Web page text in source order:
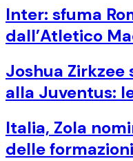
Inter: sfuma
dall’Atletico
Joshua
alla Juventus:
Italia, Zola
delle